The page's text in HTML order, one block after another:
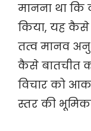
मानना था कि
किया, यह कैसे
तत्व मानव
कैसे बातचीत
विचार को
स्तर की